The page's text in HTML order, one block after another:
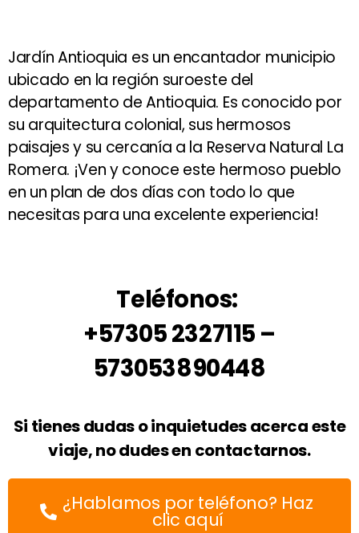
Jardín Antioquia es un encantador municipio
ubicado en la región suroeste del
departamento de Antioquia. Es conocido por
su arquitectura colonial, sus hermosos
paisajes y su cercanía a la Reserva Natural La
Romera. ¡Ven y conoce este hermoso pueblo
en un plan de dos días con todo lo que
necesitas para una excelente experiencia!
Teléfonos:
+57305 2327115 –
573053890448
Si tienes dudas o inquietudes acerca este
viaje, no dudes en contactarnos.
¿Hablamos por teléfono? Haz
clic aquí